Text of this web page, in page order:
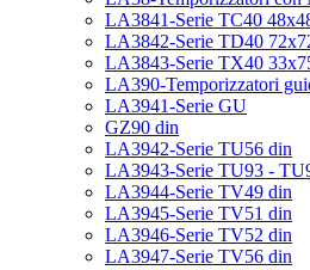
LA3841-Serie TC40
LA3842-Serie TD40
LA3843-Serie TX40
LA390-Temporizzatori
LA3941-Serie GU
GZ90 din
LA3942-Serie TU56 din
LA3943-Serie TU93 -
LA3944-Serie TV49 din
LA3945-Serie TV51 din
LA3946-Serie TV52 din
LA3947-Serie TV56 din